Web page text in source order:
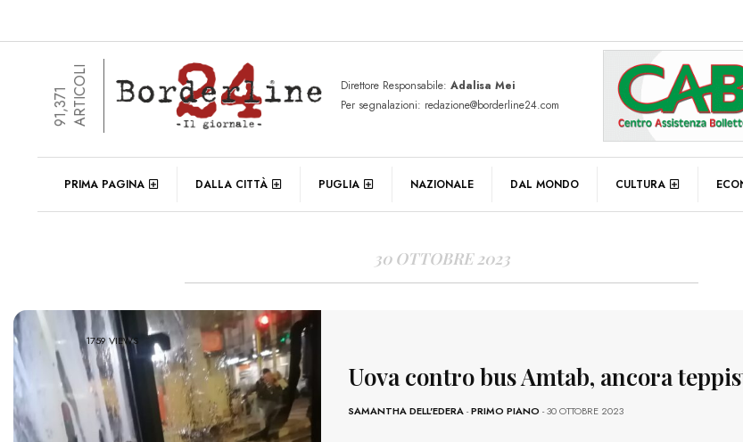
91,371ARTICOLI Direttore Responsabile: Adalisa Mei
Per segnalazioni: redazione@borderline24.com
PRIMA PAGINA DALLA CITTÀ PUGLIA NAZIONALE DAL MONDO CULTURA
DAILY ARCHIVES
30 OTTOBRE 2023
1759 VIEWS
Uova contro bus Amtab, ancora
SAMANTHA DELL'EDERA-PRIMO PIANO - 30 OTTOBRE 2023